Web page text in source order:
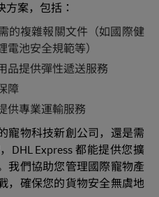
案，包括：
的複雜報關文件（如國際健
池安全規範等）
品提供彈性遞送服務
障
供專業運輸服務
寵物科技新創公司，還是需
DHL Express 都能提供您擴
我們協助您管理國際寵物產
，確保您的貨物安全無虞地